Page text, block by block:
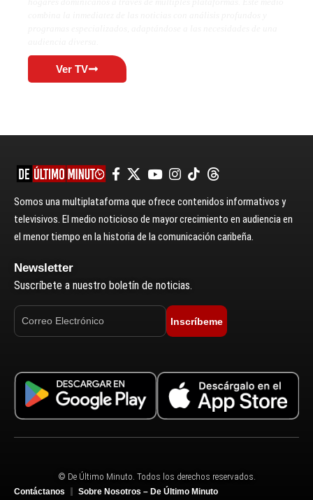
Ver TV
Somos una multiplataforma que ofrece contenidos informativos y
televisivos. El medio noticioso de mayor crecimiento en audiencia en
el menor tiempo en la historia de la comunicación caribeña.
Newsletter
Suscríbete a nuestro boletín de noticias.
Inscríbeme
© De Último Minuto. Todos los derechos reservados.
Contáctanos
Sobre Nosotros – De Último Minuto